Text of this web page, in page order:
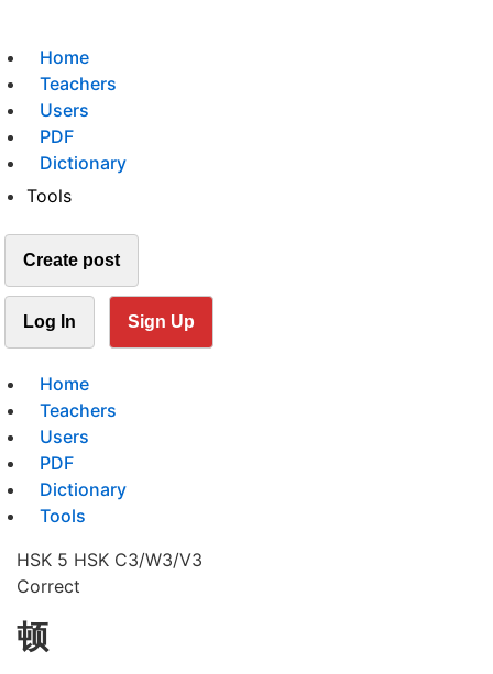
Home
Teachers
Users
PDF
Dictionary
Tools
Create post
Log In Sign Up
Home
Teachers
Users
PDF
Dictionary
Tools
HSK 5 HSK C3/W3/V3
Correct
顿